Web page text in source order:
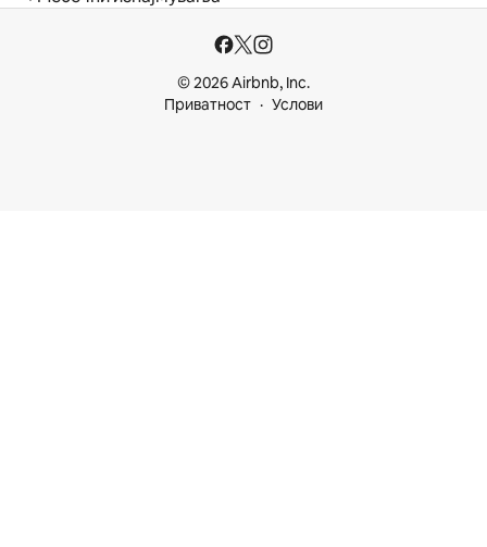
© 2026 Airbnb, Inc.
Приватност
Услови